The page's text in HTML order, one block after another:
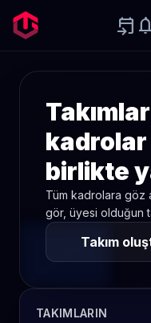
event_upcoming notifications
birlikte
Tüm kadrolara göz
gör, üyesi olduğun
Takım
TAKIMLARIN